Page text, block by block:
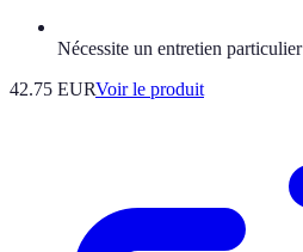
Nécessite un entretien particulier
42.75 EURVoir le produit